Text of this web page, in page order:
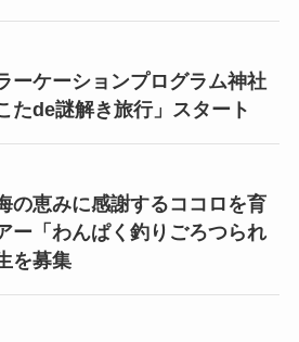
ーケーションプログラム神社
たde謎解き旅行」スタート
の恵みに感謝するココロを育
ー「わんぱく釣りごろつられ
を募集